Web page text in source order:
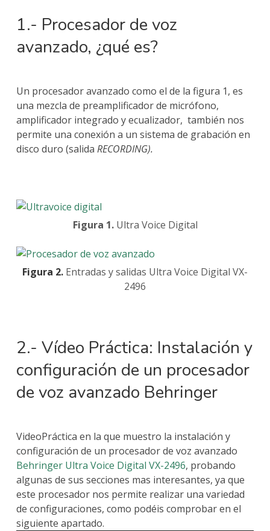
1.- Procesador de voz
avanzado, ¿qué es?
Un procesador avanzado como el de la figura 1, es
una mezcla de preamplificador de micrófono,
amplificador integrado y ecualizador, también nos
permite una conexión a un sistema de grabación en
disco duro (salida RECORDING).
Figura 1.Ultra Voice Digital
Figura 2. Entradas y salidas Ultra Voice Digital VX-
2496
2.- Vídeo Práctica: Instalación y
configuración de un procesador
de voz avanzado Behringer
VideoPráctica en la que muestro la instalación y
configuración de un procesador de voz avanzado
Behringer Ultra Voice Digital VX-2496, probando
algunas de sus secciones mas interesantes, ya que
este procesador nos permite realizar una variedad
de configuraciones, como podéis comprobar en el
siguiente apartado.